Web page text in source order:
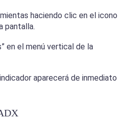
haciendo clic en el icono
pantalla.
en el menú vertical de la
aparecerá de inmediato